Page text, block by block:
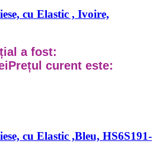
cu Elastic , Ivoire,
a fost:
Prețul curent este:
cu Elastic ,Bleu, HS6S191-